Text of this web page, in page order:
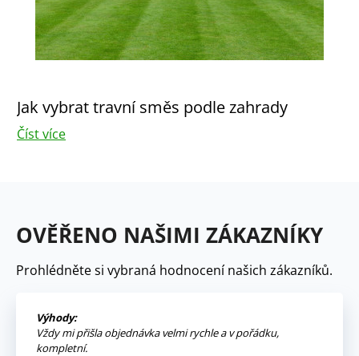
Jak vybrat travní směs podle zahrady
Číst více
OVĚŘENO NAŠIMI ZÁKAZNÍKY
Prohlédněte si vybraná hodnocení našich zákazníků.
Výhody:
Vždy mi přišla objednávka velmi rychle a v pořádku,
kompletní.